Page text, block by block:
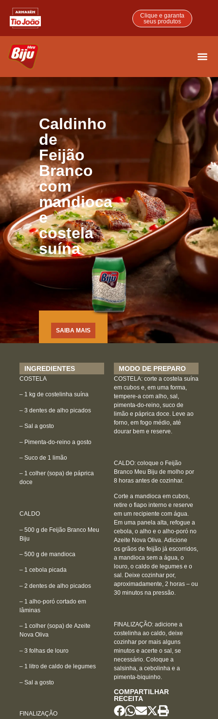
Clique e garanta
seus produtos
Caldinho
de
Feijão
Branco
com
mandioca
e
costela
suína
SAIBA MAIS
INGREDIENTES
COSTELA
– 1 kg de costelinha suína
– 3 dentes de alho picados
– Sal a gosto
– Pimenta-do-reino a gosto
– Suco de 1 limão
– 1 colher (sopa) de páprica
doce
CALDO
– 500 g de Feijão Branco Meu
Biju
– 500 g de mandioca
– 1 cebola picada
– 2 dentes de alho picados
– 1 alho-poró cortado em
lâminas
– 1 colher (sopa) de Azeite
Nova Oliva
– 3 folhas de louro
– 1 litro de caldo de legumes
– Sal a gosto
FINALIZAÇÃO
MODO DE PREPARO
COSTELA: corte a costela suína
em cubos e, em uma forma,
tempere-a com alho, sal,
pimenta-do-reino, suco de
limão e páprica doce. Leve ao
forno, em fogo médio, até
dourar bem e reserve.
CALDO: coloque o Feijão
Branco Meu Biju de molho por
8 horas antes de cozinhar.
Corte a mandioca em cubos,
retire o fiapo interno e reserve
em um recipiente com água.
Em uma panela alta, refogue a
cebola, o alho e o alho-poró no
Azeite Nova Oliva. Adicione
os grãos de feijão já escorridos,
a mandioca sem a água, o
louro, o caldo de legumes e o
sal. Deixe cozinhar por,
aproximadamente, 2 horas – ou
30 minutos na pressão.
FINALIZAÇÃO: adicione a
costelinha ao caldo, deixe
cozinhar por mais alguns
minutos e acerte o sal, se
necessário. Coloque a
salsinha, a cebolinha e a
pimenta-biquinho.
COMPARTILHAR
RECEITA